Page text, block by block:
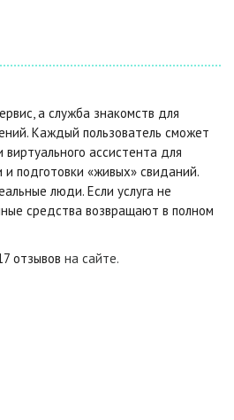
а служба знакомств для
Каждый пользователь сможет
виртуального ассистента для
подготовки «живых» свиданий.
люди. Если услуга не
средства возвращают в полном
отзывов на сайте.